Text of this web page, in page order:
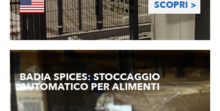
SCOPRI >
BADIA SPICES: STOCCAGGIO
AUTOMATICO PER ALIMENTI